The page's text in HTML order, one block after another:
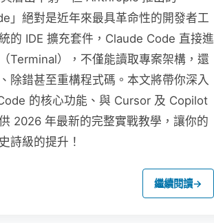
」絕對是近年來最具革命性的開發者工
的 IDE 擴充套件，Claude Code 直接進
Terminal），不僅能讀取專案架構，還
除錯甚至重構程式碼。本文將帶你深入
的核心功能、與 Cursor 及 Copilot
2026 年最新的完整實戰教學，讓你的
詩級的提升！
繼續閱讀→